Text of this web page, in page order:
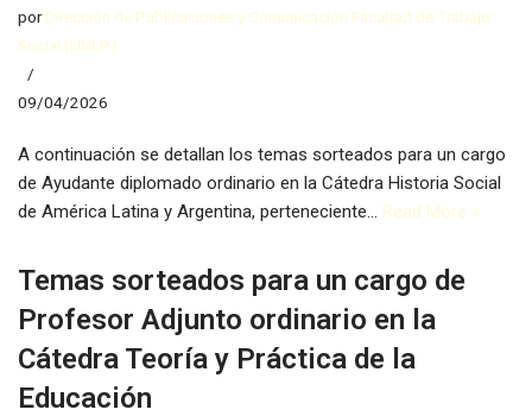
porDirección de Publicaciones y Comunicación Facultad de Trabajo
Social (UNLP)
09/04/2026
A continuación se detallan los temas sorteados para un cargo
de Ayudante diplomado ordinario en la Cátedra Historia Social
de América Latina y Argentina, perteneciente… Read More »
Temas sorteados para un cargo de
Profesor Adjunto ordinario en la
Cátedra Teoría y Práctica de la
Educación